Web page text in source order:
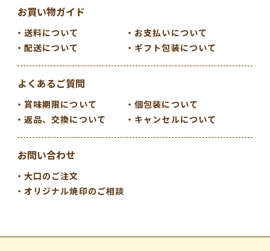
お買い物ガイド
送料について
お支払いについて
配送について
ギフト包装について
よくあるご質問
賞味期限について
個包装について
返品、交換について
キャンセルについて
お問い合わせ
大口のご注文
オリジナル焼印のご相談